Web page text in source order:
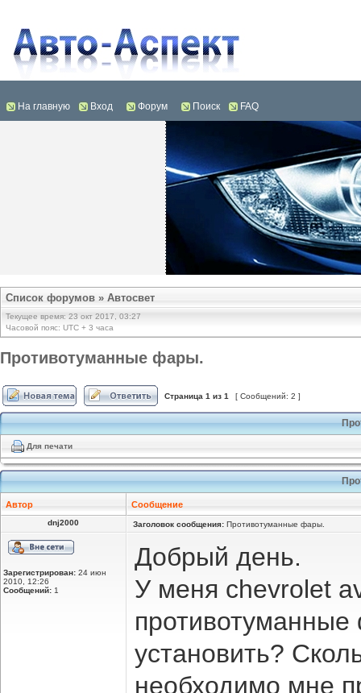
На главную Вход Форум Поиск FAQ
Список форумов » Автосвет
Текущее время: 23 окт 2017, 03:27
Часовой пояс: UTC + 3 часа
Противотуманные фары.
Страница 1 из 1 [ Сообщений: 2 ]
Для печати
Автор Сообщение
dnj2000 Заголовок сообщения: Противотуманные фары.
Зарегистрирован: 24 июн
2010, 12:26
Сообщений: 1
Добрый день.
У меня chevrolet
установить?
необходимо мне